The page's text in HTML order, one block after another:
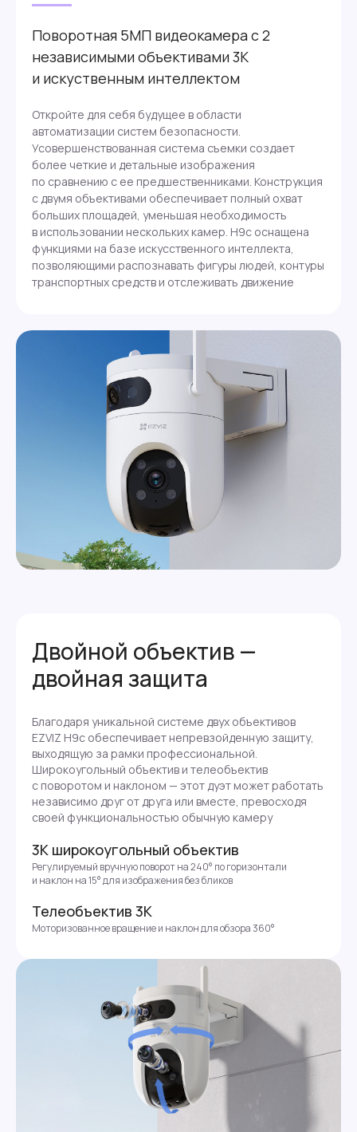
Поворотная 5МП видеокамера с 2
независимыми объективами 3К
и искуственным интеллектом
Откройте для себя будущее в области
автоматизации систем безопасности.
Усовершенствованная система съемки создает
более четкие и детальные изображения
по сравнению с ее предшественниками. Конструкция
с двумя объективами обеспечивает полный охват
больших площадей, уменьшая необходимость
в использовании нескольких камер. Н9с оснащена
функциями на базе искусственного интеллекта,
позволяющими распознавать фигуры людей, контуры
транспортных средств и отслеживать движение
Двойной объектив —
двойная защита
Благодаря уникальной системе двух объективов
EZVIZ H9c обеспечивает непревзойденную защиту,
выходящую за рамки профессиональной.
Широкоугольный объектив и телеобъектив
с поворотом и наклоном — этот дуэт может работать
независимо друг от друга или вместе, превосходя
своей функциональностью обычную камеру
3К широкоугольный объектив
Регулируемый вручную поворот на 240° по горизонтали
и наклон на 15° для изображения без бликов
Телеобъектив 3К
Моторизованное вращение и наклон для обзора 360°